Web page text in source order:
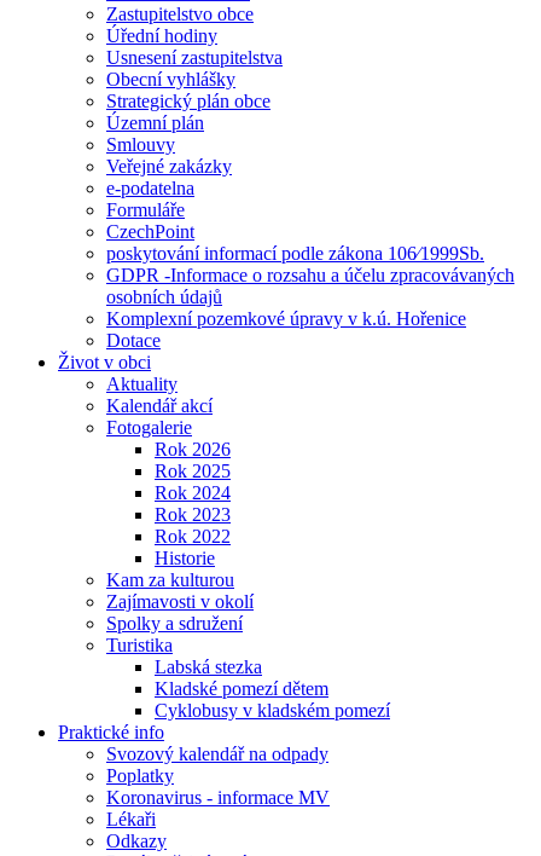
Zastupitelstvo obce
Úřední hodiny
Usnesení zastupitelstva
Obecní vyhlášky
Strategický plán obce
Územní plán
Smlouvy
Veřejné zakázky
e-podatelna
Formuláře
CzechPoint
poskytování informací podle zákona 106⁄1999Sb.
GDPR -Informace o rozsahu a účelu zpracovávaných
osobních údajů
Komplexní pozemkové úpravy v k.ú. Hořenice
Dotace
Život v obci
Aktuality
Kalendář akcí
Fotogalerie
Rok 2026
Rok 2025
Rok 2024
Rok 2023
Rok 2022
Historie
Kam za kulturou
Zajímavosti v okolí
Spolky a sdružení
Turistika
Labská stezka
Kladské pomezí dětem
Cyklobusy v kladském pomezí
Praktické info
Svozový kalendář na odpady
Poplatky
Koronavirus - informace MV
Lékaři
Odkazy